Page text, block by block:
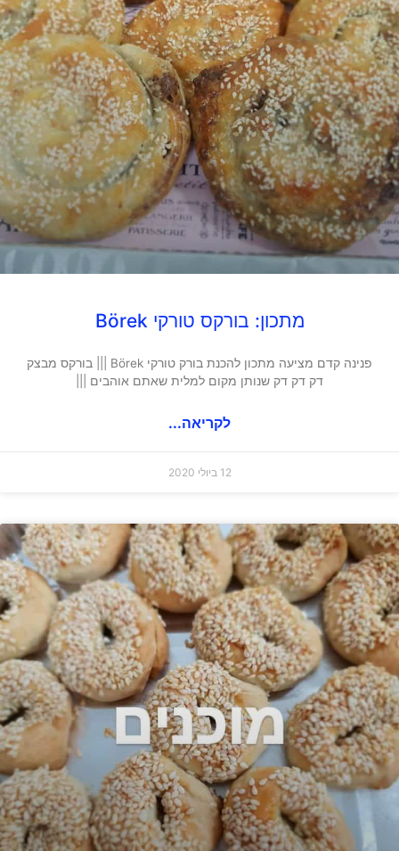
מתכון: בורקס טורקי Börek
פנינה קדם מציעה מתכון להכנת בורק טורקי Börek ||| בורקס מבצק
דק דק דק שנותן מקום למלית שאתם אוהבים |||
לקריאה...
12 ביולי 2020